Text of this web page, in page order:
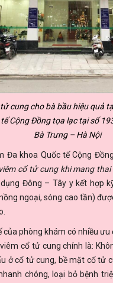
tử cung cho bà bầu hiệu quả
Cộng Đồng tọa lạc tại số
Bà Trưng – Hà Nội
Đa khoa Quốc tế Cộng
viêm cổ tử cung khi mang thai
Đông – Tây y kết hợp
ngoại, sóng cao tần)
của phòng khám có nhiều
cổ tử cung chính là:
ở cổ tử cung, bề mặt cổ tử
chóng, loại bỏ bệnh